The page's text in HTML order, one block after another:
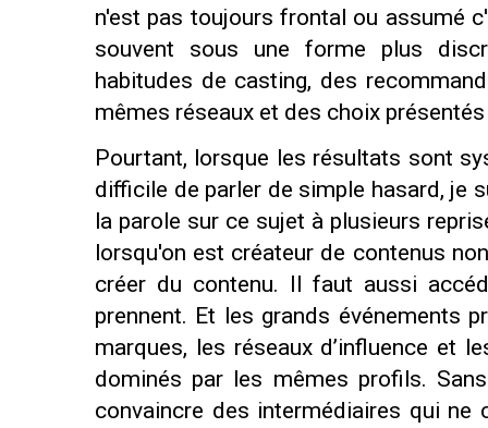
n'est pas toujours frontal ou assumé
souvent sous une forme plus
habitudes de casting, des
mêmes réseaux et des choix
Pourtant, lorsque les résultats sont
difficile de parler de simple hasard, je
la parole sur ce sujet à plusieurs
lorsqu'on est créateur de contenus
créer du contenu. Il faut aussi
prennent. Et les grands événements
marques, les réseaux d’influence et
dominés par les mêmes profils.
convaincre des intermédiaires qui